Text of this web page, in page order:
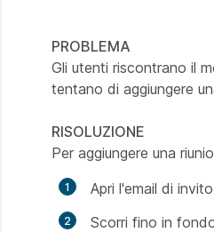
PROBLEMA
Gli utenti riscontrano il
tentano di aggiungere
RISOLUZIONE
Per aggiungere una
Apri l'email di
Scorri fino in